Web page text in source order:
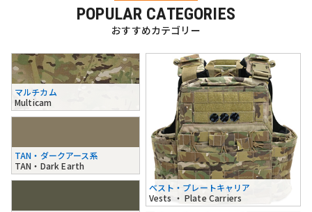
POPULAR CATEGORIES
おすすめカテゴリー
マルチカム
Multicam
TAN・ダークアース系
TAN・Dark Earth
ベスト・プレートキャリア
Vests ・ Plate Carriers